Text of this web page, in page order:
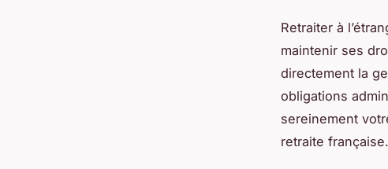
Retraiter à
maintenir ses
directement la
obligations
sereinement
retraite française.